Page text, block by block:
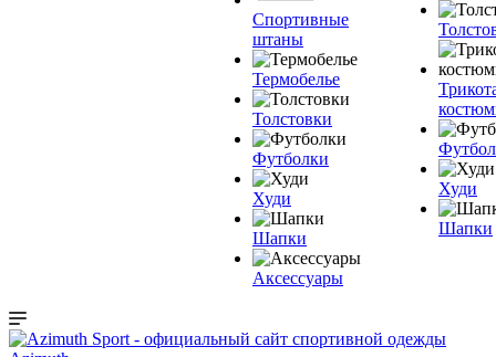
Спортивные
штаны
Термобелье
Толстовки
Футболки
Худи
Шапки
Аксессуары
Худи
Шапки